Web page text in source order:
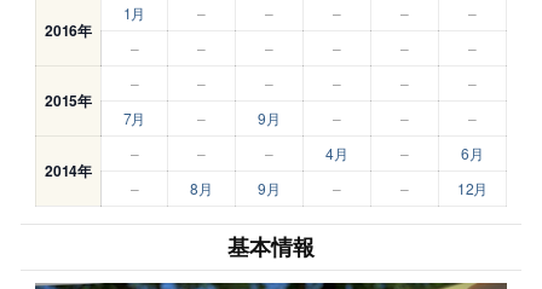
2016年
1月 – – – –
–
–
– – – – –
2015年
– – – – –
–
7月
– 9月 – – –
2014年
– – – 4月 –
6月
–
8月 9月 – – 12月
基本情報